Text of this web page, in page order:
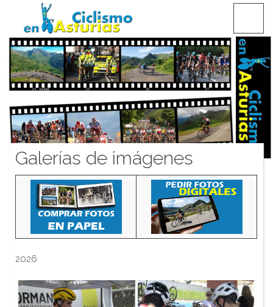
CICLISMO EN ASTURIAS
Galerías de imágenes
2026